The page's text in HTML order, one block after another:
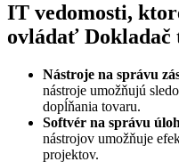
IT vedomosti,
ovládať Dokladač
Nástroje na správu
nástroje umožňujú
dopĺňania tovaru.
Softvér na správu
nástrojov umožňuje
projektov.